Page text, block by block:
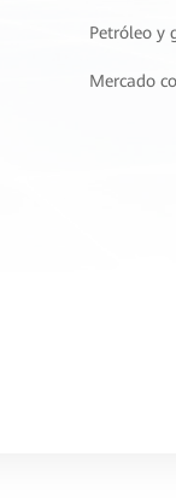
Petróleo y
Mercado